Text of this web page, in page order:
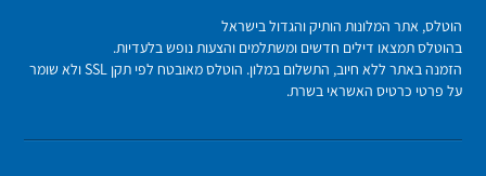
הוטלס, אתר המלונות הותיק והגדול בישראל
בהוטלס תמצאו דילים חדשים ומשתלמים והצעות נופש בלעדיות.
הזמנה באתר ללא חיוב, התשלום במלון. הוטלס מאובטח לפי תקן SSL ולא שומר
על פרטי כרטיס האשראי בשרת.